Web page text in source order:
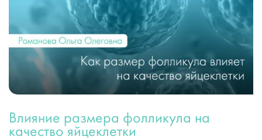
Влияние размера фолликула на
качество яйцеклетки